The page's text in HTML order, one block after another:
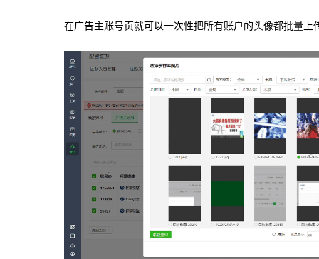
在广告主账号页就可以一次性把所有账户的头像都批量上